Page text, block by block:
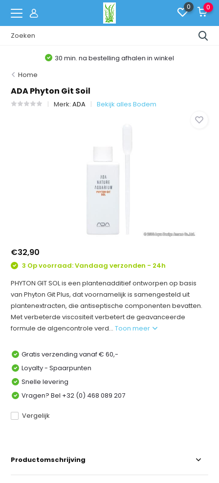
0 0
30 min. na bestelling afhalen in winkel
Home
ADA Phyton Git Soil
Merk:ADA Bekijk alles Bodem
€32,90
3 Op voorraad: Vandaag verzonden - 24h
PHYTON GIT SOL is een plantenadditief ontworpen op basis
van Phyton Git Plus, dat voornamelijk is samengesteld uit
plantenextracten, die antiseptische componenten bevatten.
Met verbeterde viscositeit verbetert de geavanceerde
formule de algencontrole verd...Toon meer
Gratis verzending vanaf € 60,-
Loyalty - Spaarpunten
Snelle levering
Vragen? Bel +32 (0) 468 089 207
Vergelijk
Productomschrijving